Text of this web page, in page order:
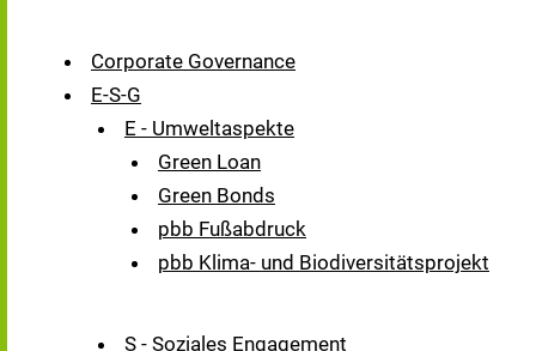
Corporate Governance
E-S-G
E - Umweltaspekte
Green Loan
Green Bonds
pbb Fußabdruck
pbb Klima- und Biodiversitätsprojekt
S - Soziales Engagement